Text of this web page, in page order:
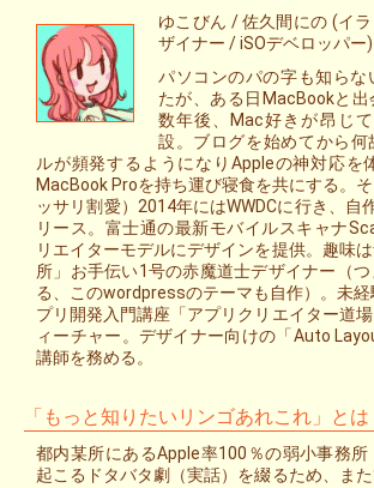
ゆこびん / 佐久間にの (イ
ザイナー / iSOデベロッパー)
パソコンのパの字も知らな
たが、ある日MacBookと出
数年後、Mac好きが昂じ
設。ブログを始めてから
ルが頻発するようになりAppleの神対応を
MacBook Proを持ち運び寝食を共にする。
ッサリ割愛）2014年にはWWDCに行き、自
リース。富士通の最新モバイルスキャナ
リエイターモデルにデザインを提供。趣味
所」お手伝い1号の赤魔道士デザイナー（
る、このwordpressのテーマも自作）。未
プリ開発入門講座「アプリクリエイター道
ィーチャー。デザイナー向けの「Auto
講師を務める。
「もっと知りたいリンゴあれこれ」とは
都内某所にあるApple率100％の弱小事務
起こるドタバタ劇（実話）を綴るため、ま